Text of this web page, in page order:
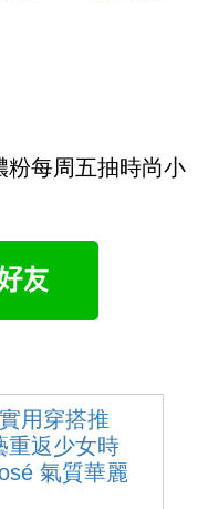
粉每周五抽時尚小